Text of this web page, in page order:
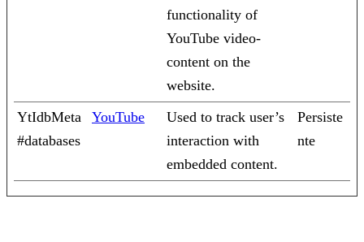
functionality of
YouTube video-
content on the
website.
YtIdbMeta
#databases
YouTube
Used to track user’s
interaction with
embedded content.
Persiste
nte